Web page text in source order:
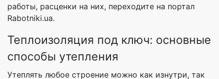
работы, расценки на них, переходите на портал
Rabotniki.ua.
Теплоизоляция под ключ: основные
способы утепления
Утеплять любое строение можно как изнутри, так